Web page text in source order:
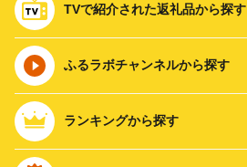
TVで紹介された返礼品から探す
ふるラボチャンネルから探す
ランキングから探す